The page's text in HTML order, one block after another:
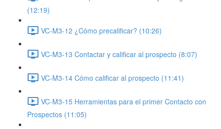
(12:19)
VC-M3-12 ¿Cómo precalificar? (10:26)
VC-M3-13 Contactar y calificar al prospecto (8:07)
VC-M3-14 Cómo calificar al prospecto (11:41)
VC-M3-15 Herramientas para el primer Contacto con
Prospectos (11:05)